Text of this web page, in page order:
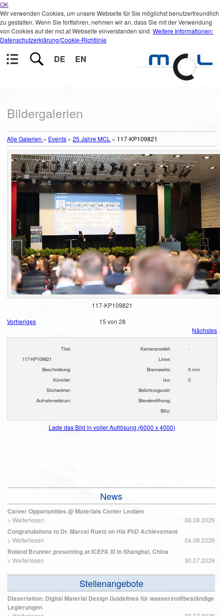
OK
Wir verwenden Cookies, um unsere Webseite für Sie möglichst benutzerfreundlich
zu gestalten. Wenn Sie fortfahren, nehmen wir an, dass Sie mit der Verwendung
von Cookies auf der mcl.at Webseite einverstanden sind. Weitere Informationen:
Datenschutzerklärung/Cookie-Richtlinie
DE EN
Bildergalerien
Alle Galerien » Events »25 Jahre MCL » 117-KP109821
117-KP109821
Vorheriges
15 von 28
Nächstes
Titel:
117-KP109821
Beschreibung:
Künstler:
Stichwörter:
Aufnahmedatum:
Kameramodell:
-
Linse:
Brennweite:
0 mm
Iso:
0
Belichtungszeit:
Blendenöffnung:
Blitz:
Lade das Bild in voller Auflösung (6000 x 4000)
News
Career Opportunities @ Materials Center Leoben
> Weiterlesen 06.08.2026
Congratulations to Dr. Marcel Ruetz on His PhD Achievement
> Weiterlesen 04.08.2026
Roland Brunner presenting at ICEFA XI in Shanghai, China
> Weiterlesen 30.07.2026
Stellenangebote
Dissertation: Digital Material Design Guidelines für wasserstoffbeständige
Legierungen